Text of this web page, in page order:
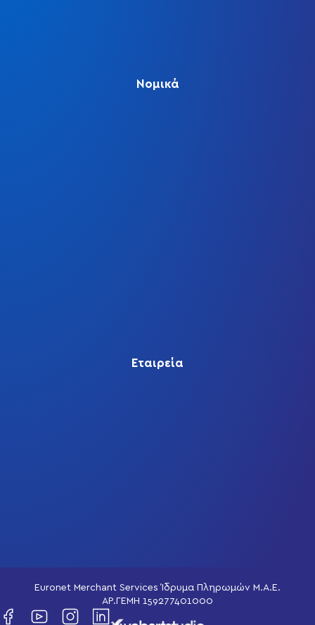
Νομικά
Εταιρεία
Euronet Merchant Services Ίδρυμα Πληρωμών Μ.Α.Ε.
ΑΡ.ΓΕΜΗ 159277401000